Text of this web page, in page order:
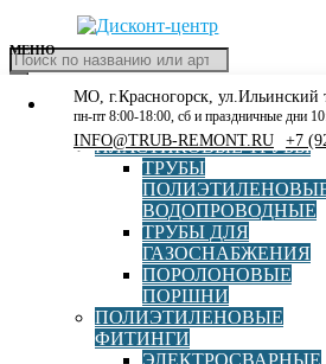
Поиск
товаров
МЕНЮ
КАТАЛОГ
РАСПРОДАЖА
ПЛАСТИКОВЫЕ ТРУБЫ
ТРУБЫ
ВОДОПРОВОДНЫЕ
ТРУБЫ ДЛЯ
ГАЗОСНАБЖЕНИЯ
ПОРОЛОНОВЫЕ
ПОРШНИ
ПОЛИЭТИЛЕНОВЫЕ
ФИТИНГИ
ЭЛЕКТРОСВАРНЫЕ
МО, г.Красногорск, ул.Ильинский
пн-пт 8:00-18:00, сб и праздничные дни
INFO@TRUB-REMONT.RU +7
Главная »Каталог» Фитинги из стали
фланцевый с пожарной подставкой
Тройник